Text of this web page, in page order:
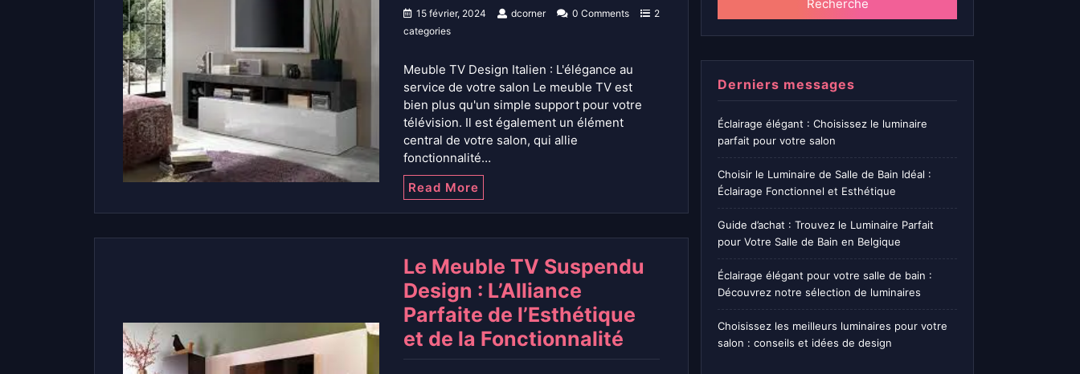
15 février, 2024 dcorner 0 Comments
2
categories
Meuble TV Design Italien : L'élégance au
service de votre salon Le meuble TV est
bien plus qu'un simple support pour votre
télévision. Il est également un élément
central de votre salon, qui allie
fonctionnalité…
Read More
Le Meuble TV Suspendu
Design : L’Alliance
Parfaite de l’Esthétique
et de la Fonctionnalité
Recherche
Derniers messages
Éclairage élégant : Choisissez le luminaire
parfait pour votre salon
Choisir le Luminaire de Salle de Bain Idéal :
Éclairage Fonctionnel et Esthétique
Guide d’achat : Trouvez le Luminaire Parfait
pour Votre Salle de Bain en Belgique
Éclairage élégant pour votre salle de bain :
Découvrez notre sélection de luminaires
Choisissez les meilleurs luminaires pour votre
salon : conseils et idées de design